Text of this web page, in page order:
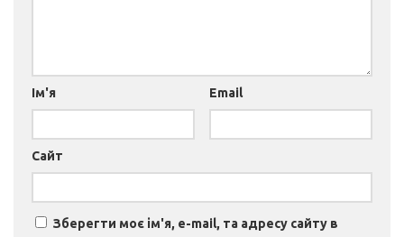
Ім'я Email
Сайт
Зберегти моє ім'я, e-mail, та адресу сайту в